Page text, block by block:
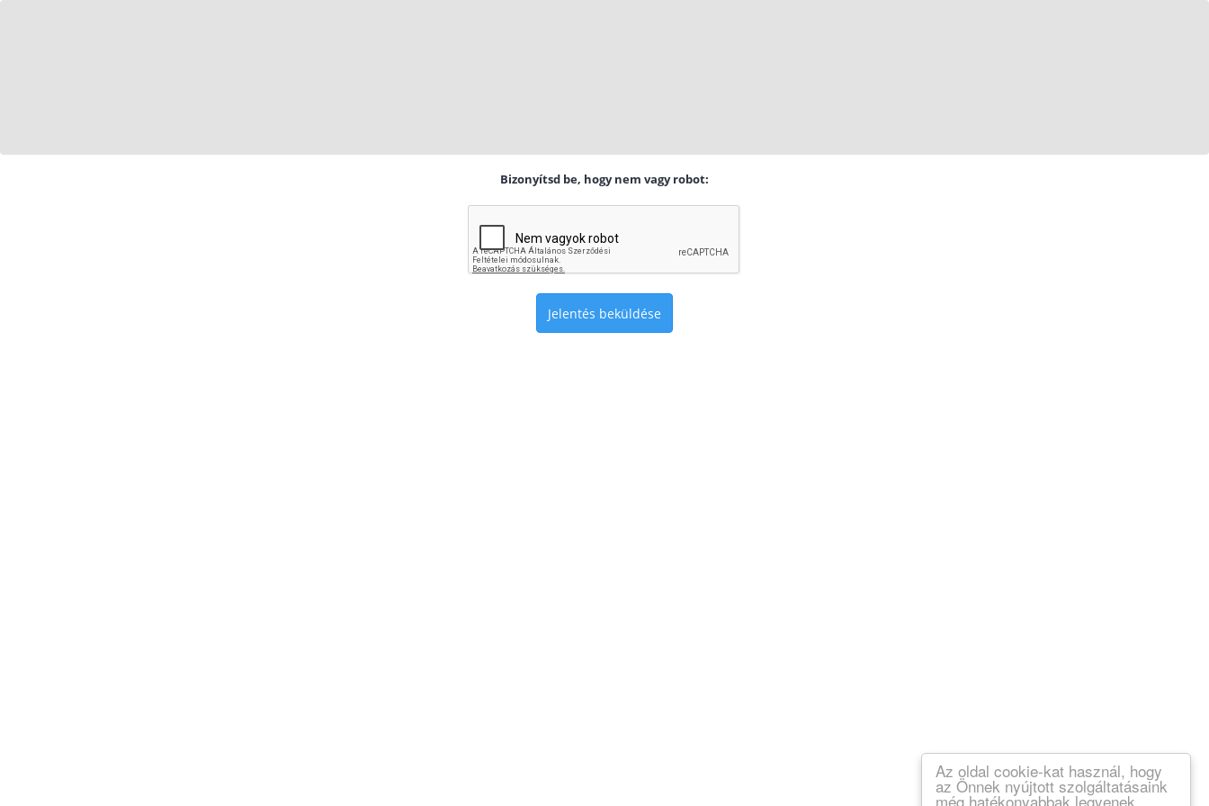
Az oldal cookie-kat használ, hogy
az Önnek nyújtott szolgáltatásaink
még hatékonyabbak legyenek.
Bizonyítsd be, hogy nem vagy robot:
Jelentés beküldése